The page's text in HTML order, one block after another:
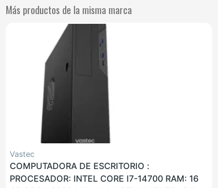
Más productos de la misma marca
Vastec
COMPUTADORA DE ESCRITORIO :
PROCESADOR: INTEL CORE I7-14700 RAM: 16